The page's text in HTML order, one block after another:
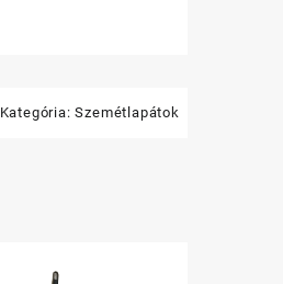
Kategória:Szemétlapátok